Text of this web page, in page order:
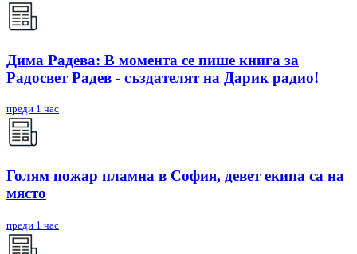
Дима Радева: В момента се пише книга за
Радосвет Радев - създателят на Дарик радио!
преди 1 час
Голям пожар пламна в София, девет екипа са на
място
преди 1 час